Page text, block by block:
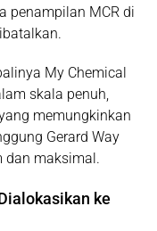
penampilan MCR di
My Chemical
skala penuh,
memungkinkan
Gerard Way
dan maksimal.
ke